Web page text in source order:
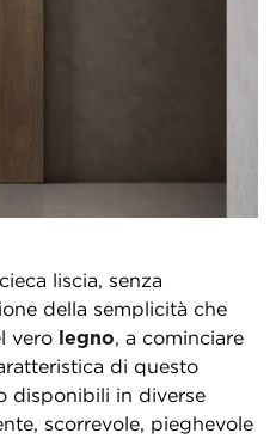
cieca liscia, senza
della semplicità che
vero legno, a cominciare
di questo
disponibili in diverse
scorrevole, pieghevole